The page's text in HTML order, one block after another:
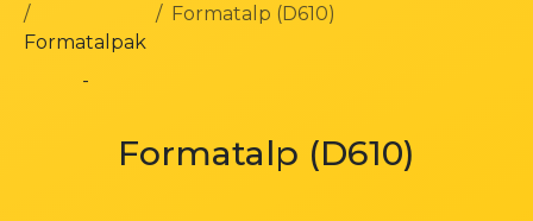
Formatalpak
Formatalp (D610)
Formatalp (D610)